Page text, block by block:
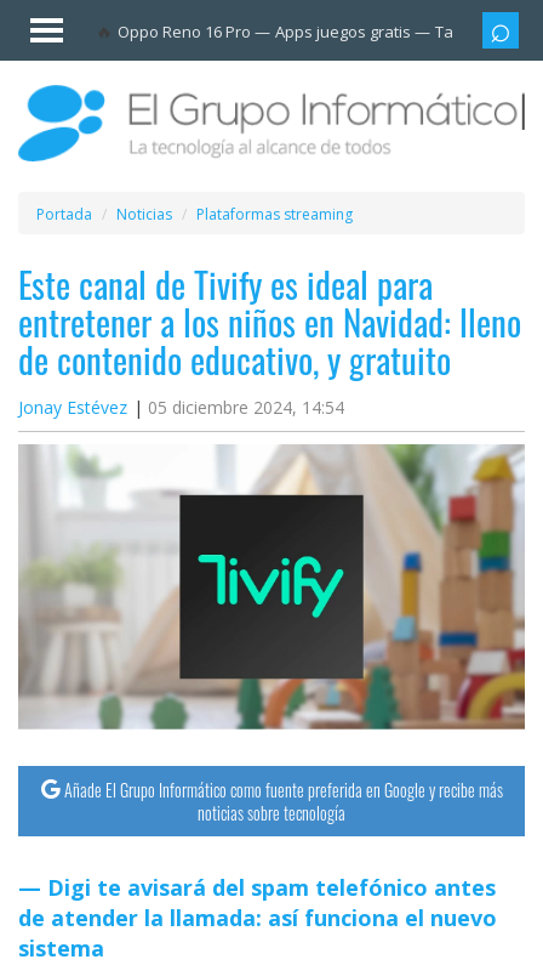
Oppo Reno 16 Pro Apps juegos gratis Tarjetas
Invitado
Iniciar
sesión /
Registrarse
Esenciales
Móviles
Ofertas
Apps
Redes
sociales
Plataformas
streaming
Operadores
Trucos
y
Tutoriales
Ciberseguridad
Sistemas
operativos
Portada Noticias Plataformas streaming
Este canal de Tivify es ideal para
entretener a los niños en Navidad: lleno
de contenido educativo, y gratuito
Jonay Estévez 05 diciembre 2024, 14:54
Añade El Grupo Informático como fuente preferida en Google y recibe más
noticias sobre tecnología
Digi te avisará del spam telefónico antes
de atender la llamada: así funciona el nuevo
sistema